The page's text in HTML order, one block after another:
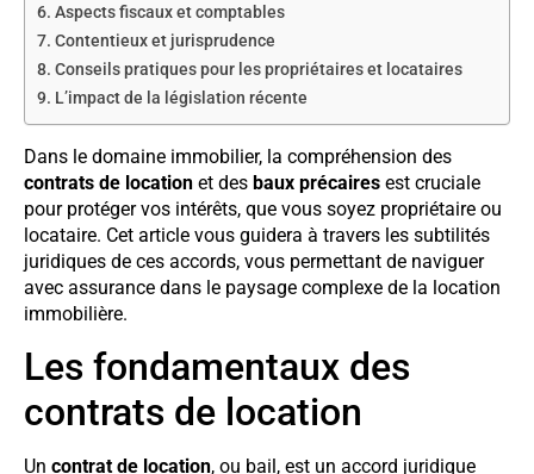
Aspects fiscaux et comptables
Contentieux et jurisprudence
Conseils pratiques pour les propriétaires et locataires
L’impact de la législation récente
Dans le domaine immobilier, la compréhension des
contrats de location et des baux précaires est cruciale
pour protéger vos intérêts, que vous soyez propriétaire ou
locataire. Cet article vous guidera à travers les subtilités
juridiques de ces accords, vous permettant de naviguer
avec assurance dans le paysage complexe de la location
immobilière.
Les fondamentaux des
contrats de location
Un contrat de location, ou bail, est un accord juridique